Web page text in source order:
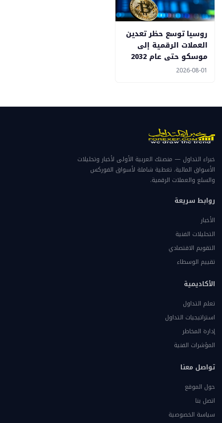
روسيا توسع حظر تعدين
العملات الرقمية إلى
موسكو حتى عام 2032
2026-08-01
خبراء التداول — منصتك العربية الأولى لأخبار وتحليلات
الأسواق المالية. تغطية شاملة لأسواق الفوركس
والسلع والعملات الرقمية.
روابط سريعة
الأخبار
التحليلات الفنية
التقويم الاقتصادي
تقييم الوسطاء
الأكاديمية
تعلم التداول
استراتيجيات التداول
إدارة المخاطر
المؤشرات الفنية
تواصل معنا
حول الموقع
اتصل بنا
سياسة الخصوصية